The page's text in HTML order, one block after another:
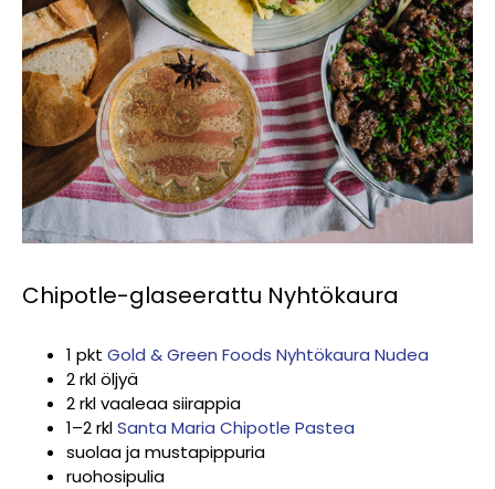
Chipotle-glaseerattu Nyhtökaura
1 pkt Gold & Green Foods Nyhtökaura Nudea
2 rkl öljyä
2 rkl vaaleaa siirappia
1–2 rklSanta Maria Chipotle Pastea
suolaa ja mustapippuria
ruohosipulia